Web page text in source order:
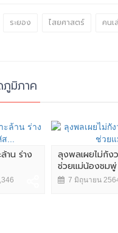
ระยอง ไสยศาสตร์ คนเ
มิภาค
าน ร่าง
ลุงพลเผยไม่กัง
ช่วยแม่น้องชมพู่
7 มิถุนายน